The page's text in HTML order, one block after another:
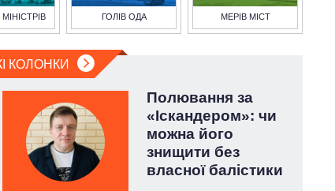
ГОЛІВ ОДА МЕРІВ МІСТ
КОЛОНКИ
Полювання за
«Іскандером»: чи
можна його
знищити без
власної балістики